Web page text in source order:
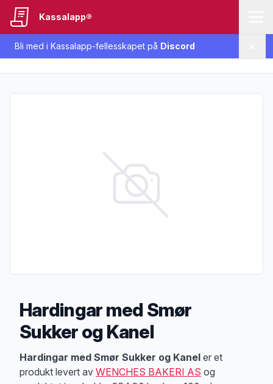
Bli med i Kassalapp-fellesskapet på Discord
Kassalapp®
Hardingar med Smør
Sukker og Kanel
Produktbeskrivelse
Hardingar med Smør Sukker og Kanel er et
produkt levert av WENCHES BAKERI AS og